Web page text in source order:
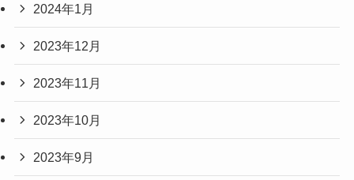
2024年1月
2023年12月
2023年11月
2023年10月
2023年9月